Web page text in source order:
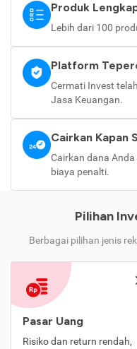
Produk
Lebih dari 100
Platform
Cermati Invest
Jasa Keuangan.
Cairkan Kapan
Cairkan dana
biaya penalti.
Pilihan
Berbagai pilihan jenis
Pasar Uang
Risiko dan return rendah,